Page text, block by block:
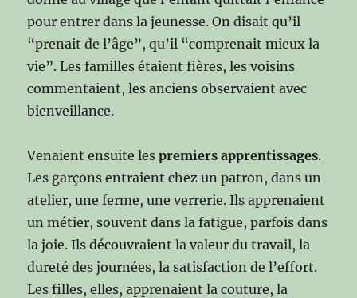
pour entrer dans la jeunesse. On disait qu’il
“prenait de l’âge”, qu’il “comprenait mieux la
vie”. Les familles étaient fières, les voisins
commentaient, les anciens observaient avec
bienveillance.
Venaient ensuite lespremiers apprentissages.
Les garçons entraient chez un patron, dans un
atelier, une ferme, une verrerie. Ils apprenaient
un métier, souvent dans la fatigue, parfois dans
la joie. Ils découvraient la valeur du travail, la
dureté des journées, la satisfaction de l’effort.
Les filles, elles, apprenaient la couture, la